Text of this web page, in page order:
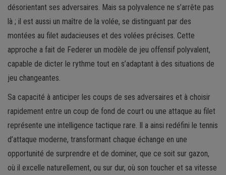
désorientant ses adversaires. Mais sa polyvalence ne s’arrête pas
là ; il est aussi un maître de la volée, se distinguant par des
montées au filet audacieuses et des volées précises. Cette
approche a fait de Federer un modèle de jeu offensif polyvalent,
capable de dicter le rythme tout en s’adaptant à des situations de
jeu changeantes.
Sa capacité à anticiper les coups de ses adversaires et à choisir
rapidement entre un coup de fond de court ou une attaque au filet
représente une intelligence tactique rare. Il a ainsi redéfini le tennis
d’attaque moderne, transformant chaque échange en une
opportunité de surprendre et de dominer, que ce soit sur gazon,
où il excelle naturellement, ou sur dur, où son toucher et sa vitesse